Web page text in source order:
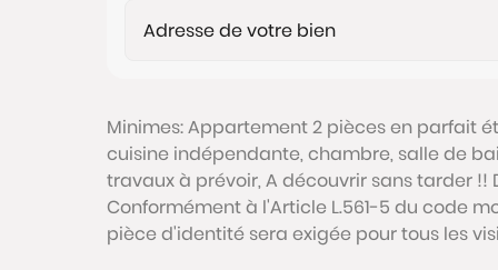
Minimes: Appartement 2 pièces en parfait
cuisine indépendante, chambre, salle de
travaux à prévoir, A découvrir sans tarder !!
Conformément à l'Article L.561-5 du code
pièce d'identité sera exigée pour tous les